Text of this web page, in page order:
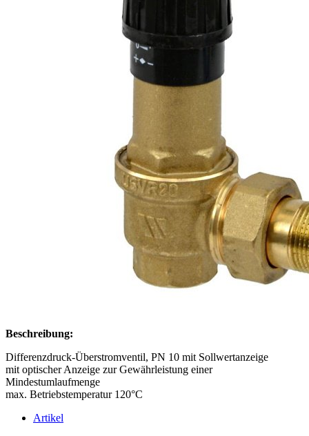
Beschreibung:
Differenzdruck-Überstromventil, PN 10 mit Sollwertanzeige
mit optischer Anzeige zur Gewährleistung einer
Mindestumlaufmenge
max. Betriebstemperatur 120°C
Artikel